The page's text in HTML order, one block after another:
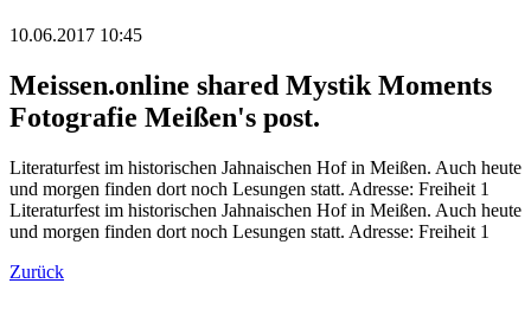
10.06.2017 10:45
Meissen.online shared Mystik Moments
Fotografie Meißen's post.
Literaturfest im historischen Jahnaischen Hof in Meißen. Auch heute
und morgen finden dort noch Lesungen statt. Adresse: Freiheit 1
Literaturfest im historischen Jahnaischen Hof in Meißen. Auch heute
und morgen finden dort noch Lesungen statt. Adresse: Freiheit 1
Zurück